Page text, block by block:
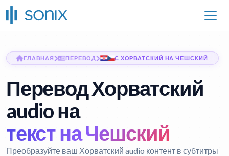
ГЛАВНАЯ ПЕРЕВОД С ХОРВАТСКИЙ НА ЧЕШСКИЙ
Перевод Хорватский
audio на
текст на Чешский
Преобразуйте ваш Хорватский audio контент в субтитры